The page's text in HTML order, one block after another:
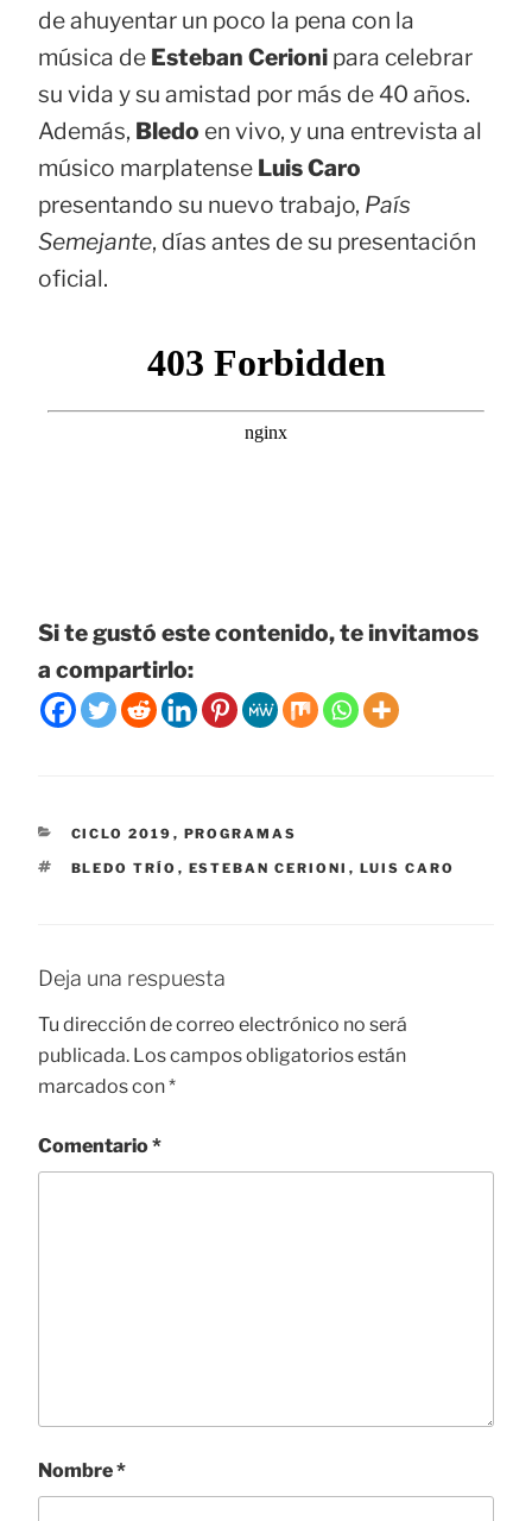
de ahuyentar un poco la pena con la
música de Esteban Cerioni para celebrar
su vida y su amistad por más de 40 años.
Además, Bledo en vivo, y una entrevista al
músico marplatense Luis Caro
presentando su nuevo trabajo, País
Semejante, días antes de su presentación
oficial.
Si te gustó este contenido, te invitamos
a compartirlo:
CATEGORÍAS
CICLO 2019 , PROGRAMAS
ETIQUETAS
BLEDO TRÍO , ESTEBAN CERIONI , LUIS CARO
Deja una respuesta
Tu dirección de correo electrónico no será
publicada. Los campos obligatorios están
marcados con*
Comentario*
Nombre*